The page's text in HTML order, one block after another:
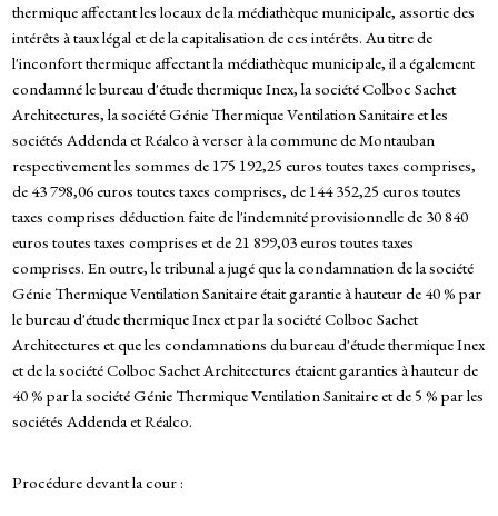
thermique affectant les locaux de la médiathèque municipale, assortie des
intérêts à taux légal et de la capitalisation de ces intérêts. Au titre de
l'inconfort thermique affectant la médiathèque municipale, il a également
condamné le bureau d'étude thermique Inex, la société Colboc Sachet
Architectures, la société Génie Thermique Ventilation Sanitaire et les
sociétés Addenda et Réalco à verser à la commune de Montauban
respectivement les sommes de 175 192,25 euros toutes taxes comprises,
de 43 798,06 euros toutes taxes comprises, de 144 352,25 euros toutes
taxes comprises déduction faite de l'indemnité provisionnelle de 30 840
euros toutes taxes comprises et de 21 899,03 euros toutes taxes
comprises. En outre, le tribunal a jugé que la condamnation de la société
Génie Thermique Ventilation Sanitaire était garantie à hauteur de 40 % par
le bureau d'étude thermique Inex et par la société Colboc Sachet
Architectures et que les condamnations du bureau d'étude thermique Inex
et de la société Colboc Sachet Architectures étaient garanties à hauteur de
40 % par la société Génie Thermique Ventilation Sanitaire et de 5 % par les
sociétés Addenda et Réalco.
Procédure devant la cour :